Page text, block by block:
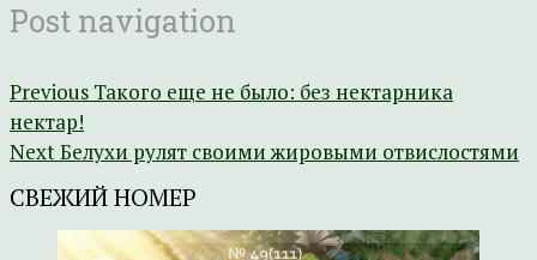
Post navigation
Previous Такого еще не было: без нектарника
нектар!
NextБелухи рулят своими жировыми отвислостями
СВЕЖИЙ НОМЕР